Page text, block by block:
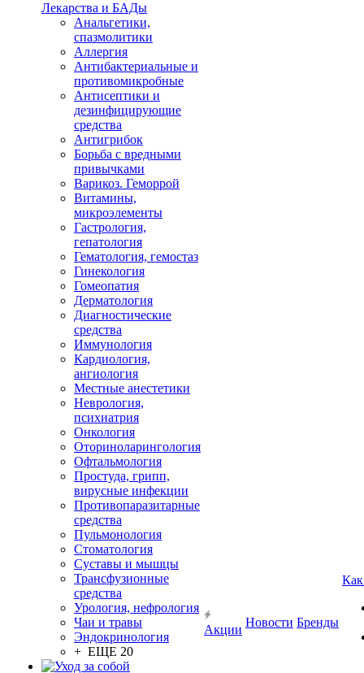
Лекарства и БАДы
Анальгетики,
спазмолитики
Аллергия
Антибактериальные и
противомикробные
Антисептики и
дезинфицирующие
средства
Антигрибок
Борьба с вредными
привычками
Варикоз. Геморрой
Витамины,
микроэлементы
Гастрология,
гепатология
Гематология, гемостаз
Гинекология
Гомеопатия
Дерматология
Диагностические
средства
Иммунология
Кардиология,
ангиология
Местные анестетики
Неврология,
психиатрия
Онкология
Оториноларингология
Офтальмология
Простуда, грипп,
вирусные инфекции
Противопаразитарные
средства
Пульмонология
Стоматология
Суставы и мышцы
Трансфузионные
средства
Урология, нефрология
Чаи и травы
Эндокринология
+ ЕЩЕ 20
Акции
Новости Бренды